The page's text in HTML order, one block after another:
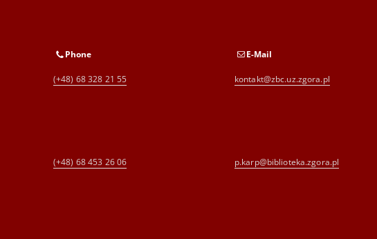
Phone
(+48) 68 328 21 55
E-Mail
kontakt@zbc.uz.zgora.pl
(+48) 68 453 26 06 p.karp@biblioteka.zgora.pl